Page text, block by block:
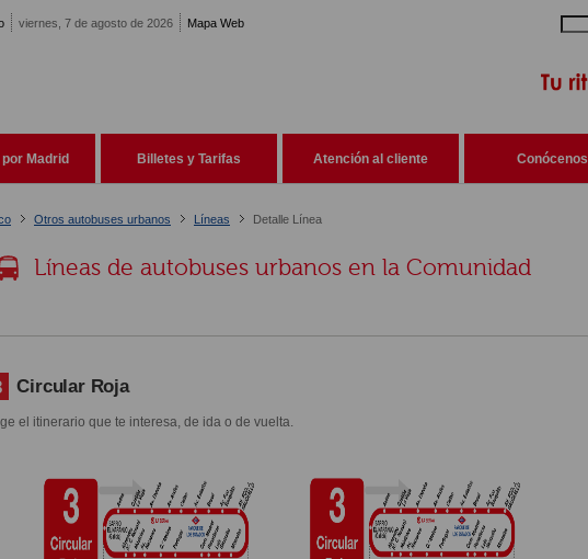
viernes, 7 de agosto de 2026 Mapa Web
Madrid Billetes y Tarifas Atención al cliente Conócenos
Otros autobuses urbanos Líneas Detalle Línea
Líneas de autobuses urbanos en la Comunidad
Circular Roja
el itinerario que te interesa, de ida o de vuelta.